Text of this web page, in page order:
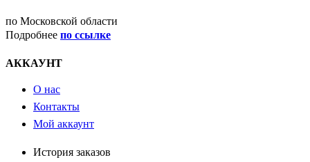
по Московской области
Подробнее по ссылке
АККАУНТ
О нас
Контакты
Мой аккаунт
История заказов